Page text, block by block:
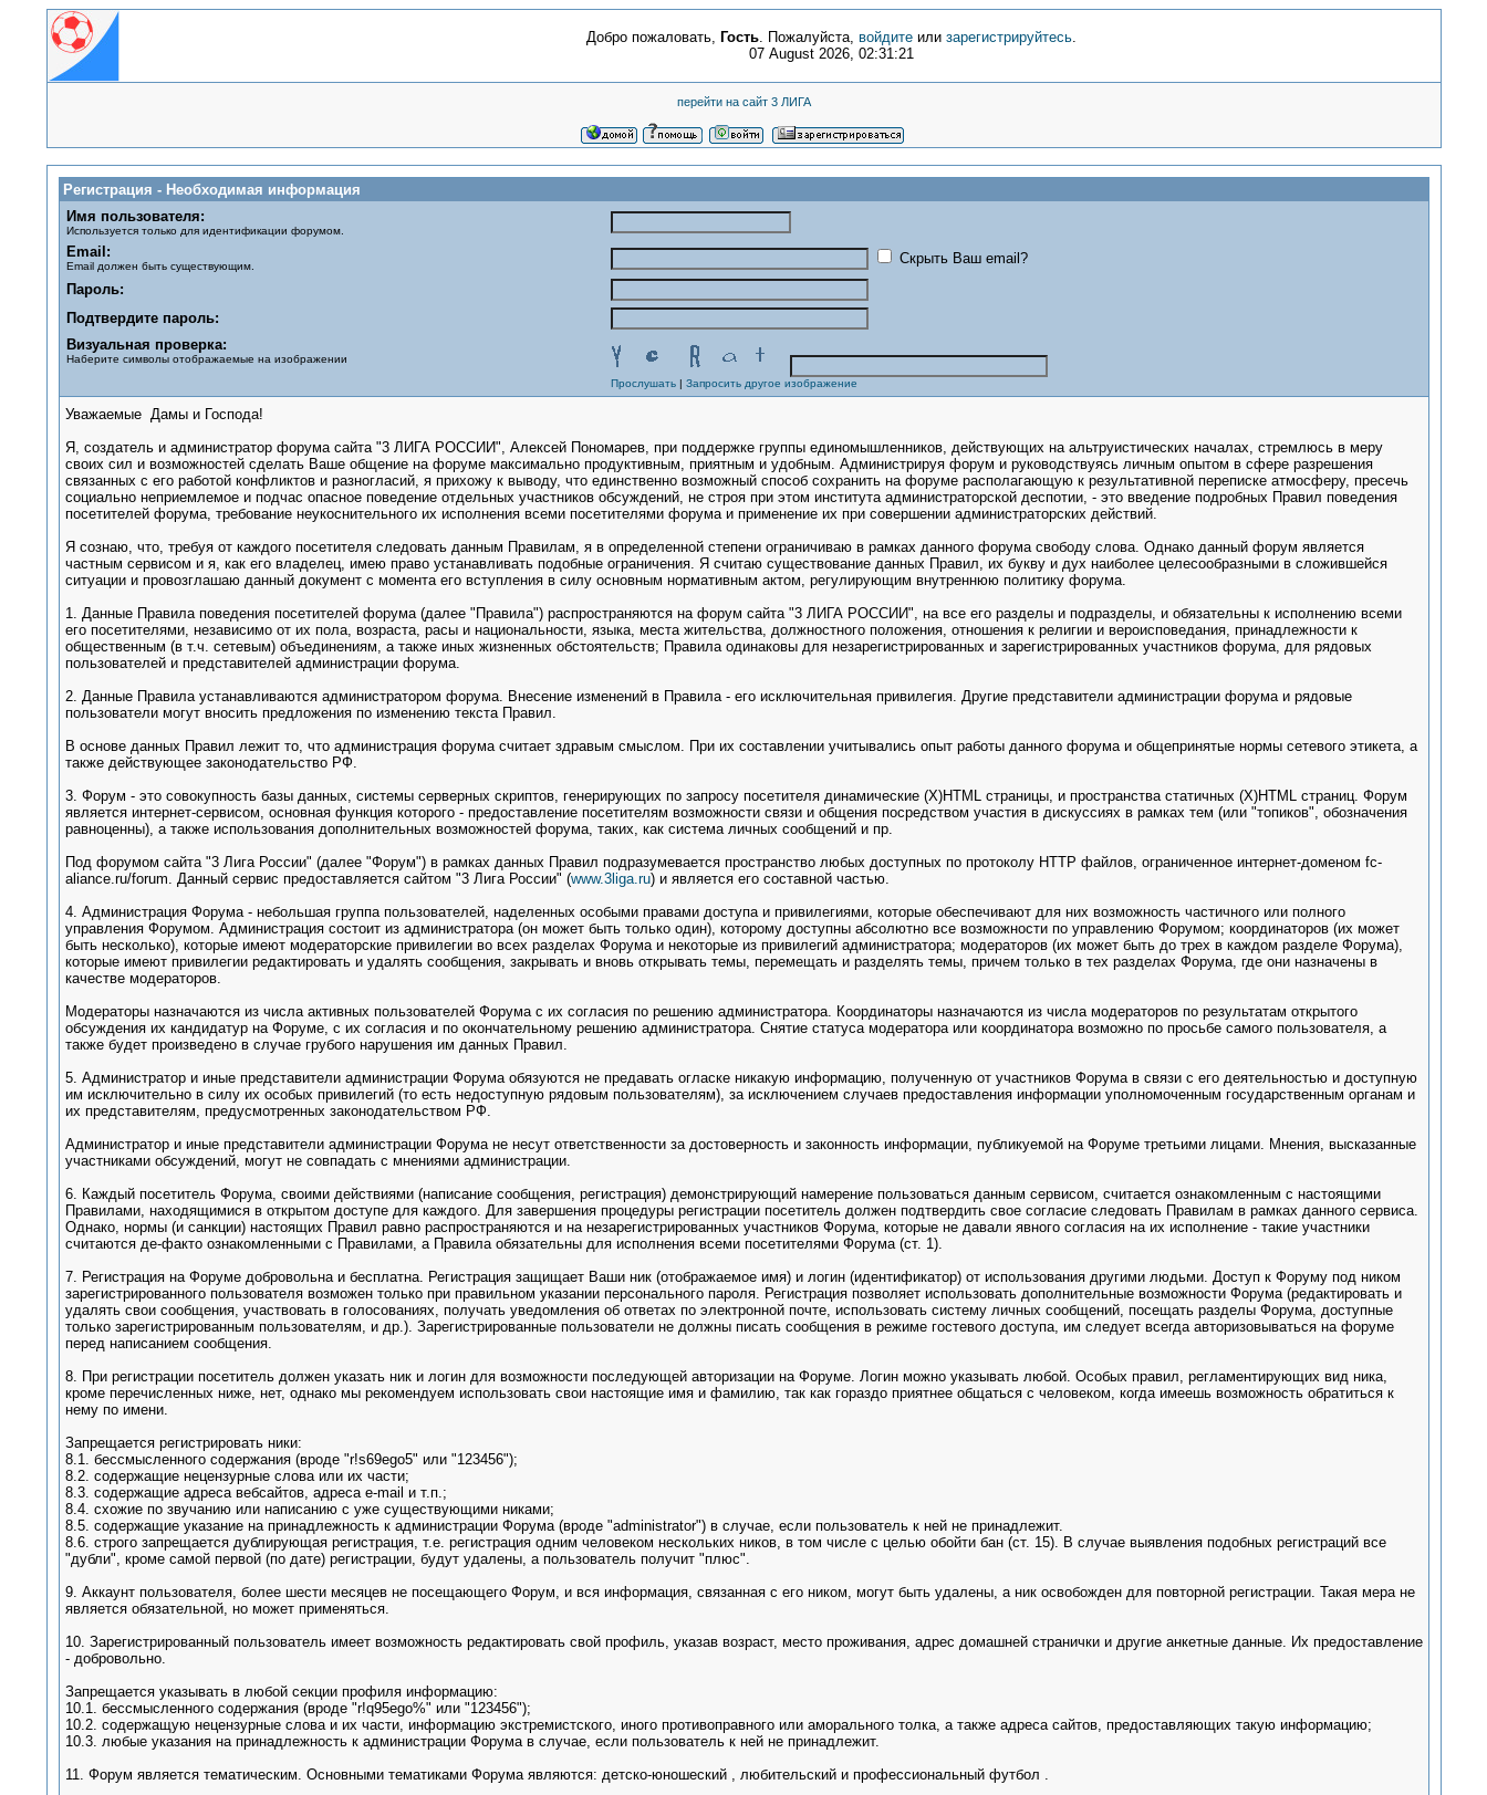
Добро пожаловать, Гость. Пожалуйста, войдите или зарегистрируйтесь.
07 August 2026, 02:31:21
перейти на сайт 3 ЛИГА
Регистрация - Необходимая информация
Имя пользователя:
Используется только для идентификации форумом.
Email:
Email должен быть существующим.
Скрыть Ваш email?
Пароль:
Подтвердите пароль:
Визуальная проверка:
Наберите символы отображаемые на изображении
Прослушать| Запросить другое изображение
Уважаемые Дамы и Господа!
Я, создатель и администратор форума сайта "3 ЛИГА РОССИИ", Алексей Пономарев, при поддержке группы единомышленников, действующих на альтруистических началах, стремлюсь в меру
своих сил и возможностей сделать Ваше общение на форуме максимально продуктивным, приятным и удобным. Администрируя форум и руководствуясь личным опытом в сфере разрешения
связанных с его работой конфликтов и разногласий, я прихожу к выводу, что единственно возможный способ сохранить на форуме располагающую к результативной переписке атмосферу, пресечь
социально неприемлемое и подчас опасное поведение отдельных участников обсуждений, не строя при этом института администраторской деспотии, - это введение подробных Правил поведения
посетителей форума, требование неукоснительного их исполнения всеми посетителями форума и применение их при совершении администраторских действий.
Я сознаю, что, требуя от каждого посетителя следовать данным Правилам, я в определенной степени ограничиваю в рамках данного форума свободу слова. Однако данный форум является
частным сервисом и я, как его владелец, имею право устанавливать подобные ограничения. Я считаю существование данных Правил, их букву и дух наиболее целесообразными в сложившейся
ситуации и провозглашаю данный документ с момента его вступления в силу основным нормативным актом, регулирующим внутреннюю политику форума.
1. Данные Правила поведения посетителей форума (далее "Правила") распространяются на форум сайта "3 ЛИГА РОССИИ", на все его разделы и подразделы, и обязательны к исполнению всеми
его посетителями, независимо от их пола, возраста, расы и национальности, языка, места жительства, должностного положения, отношения к религии и вероисповедания, принадлежности к
общественным (в т.ч. сетевым) объединениям, а также иных жизненных обстоятельств; Правила одинаковы для незарегистрированных и зарегистрированных участников форума, для рядовых
пользователей и представителей администрации форума.
2. Данные Правила устанавливаются администратором форума. Внесение изменений в Правила - его исключительная привилегия. Другие представители администрации форума и рядовые
пользователи могут вносить предложения по изменению текста Правил.
В основе данных Правил лежит то, что администрация форума считает здравым смыслом. При их составлении учитывались опыт работы данного форума и общепринятые нормы сетевого этикета, а
также действующее законодательство РФ.
3. Форум - это совокупность базы данных, системы серверных скриптов, генерирующих по запросу посетителя динамические (X)HTML страницы, и пространства статичных (X)HTML страниц. Форум
является интернет-сервисом, основная функция которого - предоставление посетителям возможности связи и общения посредством участия в дискуссиях в рамках тем (или "топиков", обозначения
равноценны), а также использования дополнительных возможностей форума, таких, как система личных сообщений и пр.
Под форумом сайта "3 Лига России" (далее "Форум") в рамках данных Правил подразумевается пространство любых доступных по протоколу HTTP файлов, ограниченное интернет-доменом fc-
aliance.ru/forum. Данный сервис предоставляется сайтом "3 Лига России" (www.3liga.ru) и является его составной частью.
4. Администрация Форума - небольшая группа пользователей, наделенных особыми правами доступа и привилегиями, которые обеспечивают для них возможность частичного или полного
управления Форумом. Администрация состоит из администратора (он может быть только один), которому доступны абсолютно все возможности по управлению Форумом; координаторов (их может
быть несколько), которые имеют модераторские привилегии во всех разделах Форума и некоторые из привилегий администратора; модераторов (их может быть до трех в каждом разделе Форума),
которые имеют привилегии редактировать и удалять сообщения, закрывать и вновь открывать темы, перемещать и разделять темы, причем только в тех разделах Форума, где они назначены в
качестве модераторов.
Модераторы назначаются из числа активных пользователей Форума с их согласия по решению администратора. Координаторы назначаются из числа модераторов по результатам открытого
обсуждения их кандидатур на Форуме, с их согласия и по окончательному решению администратора. Снятие статуса модератора или координатора возможно по просьбе самого пользователя, а
также будет произведено в случае грубого нарушения им данных Правил.
5. Администратор и иные представители администрации Форума обязуются не предавать огласке никакую информацию, полученную от участников Форума в связи с его деятельностью и доступную
им исключительно в силу их особых привилегий (то есть недоступную рядовым пользователям), за исключением случаев предоставления информации уполномоченным государственным органам и
их представителям, предусмотренных законодательством РФ.
Администратор и иные представители администрации Форума не несут ответственности за достоверность и законность информации, публикуемой на Форуме третьими лицами. Мнения, высказанные
участниками обсуждений, могут не совпадать с мнениями администрации.
6. Каждый посетитель Форума, своими действиями (написание сообщения, регистрация) демонстрирующий намерение пользоваться данным сервисом, считается ознакомленным с настоящими
Правилами, находящимися в открытом доступе для каждого. Для завершения процедуры регистрации посетитель должен подтвердить свое согласие следовать Правилам в рамках данного сервиса.
Однако, нормы (и санкции) настоящих Правил равно распространяются и на незарегистрированных участников Форума, которые не давали явного согласия на их исполнение - такие участники
считаются де-факто ознакомленными с Правилами, а Правила обязательны для исполнения всеми посетителями Форума (ст. 1).
7. Регистрация на Форуме добровольна и бесплатна. Регистрация защищает Ваши ник (отображаемое имя) и логин (идентификатор) от использования другими людьми. Доступ к Форуму под ником
зарегистрированного пользователя возможен только при правильном указании персонального пароля. Регистрация позволяет использовать дополнительные возможности Форума (редактировать и
удалять свои сообщения, участвовать в голосованиях, получать уведомления об ответах по электронной почте, использовать систему личных сообщений, посещать разделы Форума, доступные
только зарегистрированным пользователям, и др.). Зарегистрированные пользователи не должны писать сообщения в режиме гостевого доступа, им следует всегда авторизовываться на форуме
перед написанием сообщения.
8. При регистрации посетитель должен указать ник и логин для возможности последующей авторизации на Форуме. Логин можно указывать любой. Особых правил, регламентирующих вид ника,
кроме перечисленных ниже, нет, однако мы рекомендуем использовать свои настоящие имя и фамилию, так как гораздо приятнее общаться с человеком, когда имеешь возможность обратиться к
нему по имени.
Запрещается регистрировать ники:
8.1. бессмысленного содержания (вроде "r!s69ego5" или "123456");
8.2. содержащие нецензурные слова или их части;
8.3. содержащие адреса вебсайтов, адреса e-mail и т.п.;
8.4. схожие по звучанию или написанию с уже существующими никами;
8.5. содержащие указание на принадлежность к администрации Форума (вроде "administrator") в случае, если пользователь к ней не принадлежит.
8.6. строго запрещается дублирующая регистрация, т.е. регистрация одним человеком нескольких ников, в том числе с целью обойти бан (ст. 15). В случае выявления подобных регистраций все
"дубли", кроме самой первой (по дате) регистрации, будут удалены, а пользователь получит "плюс".
9. Аккаунт пользователя, более шести месяцев не посещающего Форум, и вся информация, связанная с его ником, могут быть удалены, а ник освобожден для повторной регистрации. Такая мера не
является обязательной, но может применяться.
10. Зарегистрированный пользователь имеет возможность редактировать свой профиль, указав возраст, место проживания, адрес домашней странички и другие анкетные данные. Их предоставление
- добровольно.
Запрещается указывать в любой секции профиля информацию:
10.1. бессмысленного содержания (вроде "r!q95ego%" или "123456");
10.2. содержащую нецензурные слова и их части, информацию экстремистского, иного противоправного или аморального толка, а также адреса сайтов, предоставляющих такую информацию;
10.3. любые указания на принадлежность к администрации Форума в случае, если пользователь к ней не принадлежит.
11. Форум является тематическим. Основными тематиками Форума являются: детско-юношеский , любительский и профессиональный футбол .